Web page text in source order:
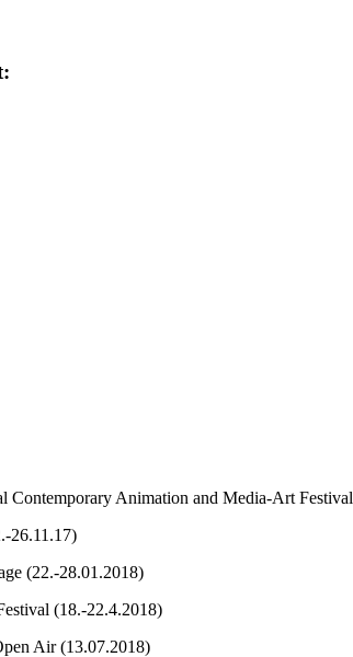
Animation and Media-Art Festival
26.11.17)
(22.-28.01.2018)
(18.-22.4.2018)
Air (13.07.2018)